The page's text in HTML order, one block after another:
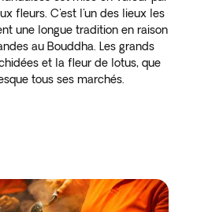
fleurs. C'est l'un des lieux les
une longue tradition en raison
au Bouddha. Les grands
et la fleur de lotus, que
tous ses marchés.